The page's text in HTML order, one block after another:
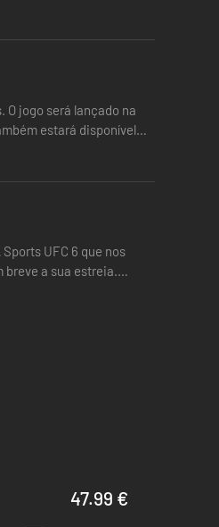
jogo será lançado na
estará disponível
UFC 6 que nos
breve a sua estreia.
47.99 €